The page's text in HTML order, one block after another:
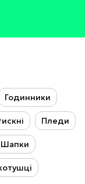
Годинники
Пледи
Шапки